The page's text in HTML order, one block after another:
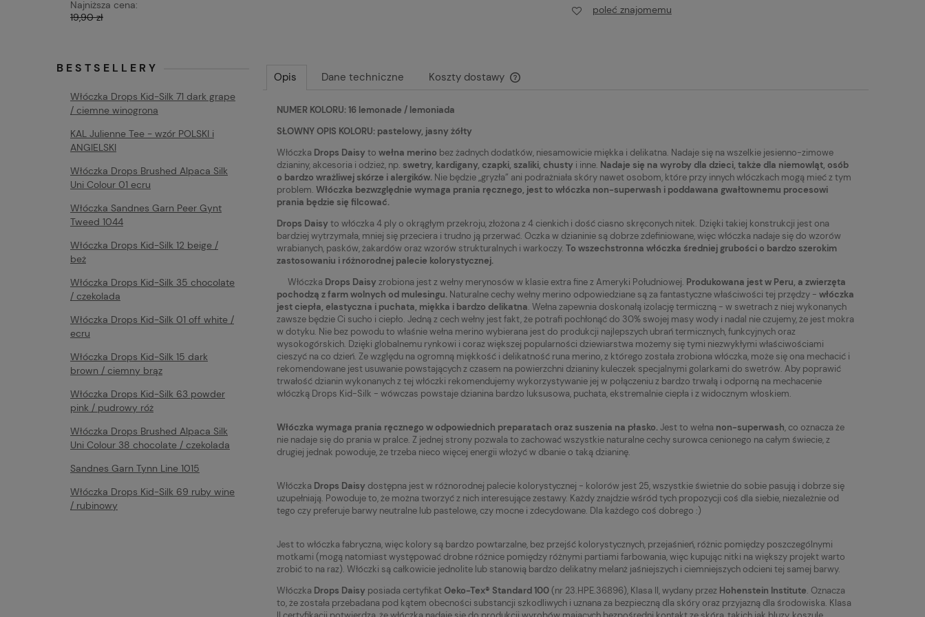
Najniższa cena:
19,90 zł
19,90 zł
BESTSELLERY
Włóczka Drops Kid-Silk 71 dark grape
/ ciemne winogrona
KAL Julienne Tee - wzór POLSKI i
ANGIELSKI
Włóczka Drops Brushed Alpaca Silk
Uni Colour 01 ecru
Włóczka Sandnes Garn Peer Gynt
Tweed 1044
Włóczka Drops Kid-Silk 12 beige /
beż
Włóczka Drops Kid-Silk 35 chocolate
/ czekolada
Włóczka Drops Kid-Silk 01 off white /
ecru
Włóczka Drops Kid-Silk 15 dark
brown / ciemny brąz
Włóczka Drops Kid-Silk 63 powder
pink / pudrowy róż
Włóczka Drops Brushed Alpaca Silk
Uni Colour 38 chocolate / czekolada
Sandnes Garn Tynn Line 1015
Włóczka Drops Kid-Silk 69 ruby wine
/ rubinowy
poleć znajomemu
Opis Dane techniczne Koszty dostawy
NUMER KOLORU: 16 lemonade / lemoniada
SŁOWNY OPIS KOLORU: pastelowy, jasny żółty
Włóczka Drops Daisy to wełna merino bez żadnych dodatków, niesamowicie miękka i delikatna. Nadaje się na wszelkie jesienno-zimowe
dzianiny, akcesoria i odzież, np. swetry, kardigany, czapki, szaliki, chusty i inne. Nadaje się na wyroby dla dzieci, także dla niemowląt, osób
o bardzo wrażliwej skórze i alergików. Nie będzie „gryzła” ani podrażniała skóry nawet osobom, które przy innych włóczkach mogą mieć z tym
problem. Włóczka bezwzględnie wymaga prania ręcznego, jest to włóczka non-superwash i poddawana gwałtownemu procesowi
prania będzie się filcować.
Drops Daisy to włóczka 4 ply o okrągłym przekroju, złożona z 4 cienkich i dość ciasno skręconych nitek. Dzięki takiej konstrukcji jest ona
bardziej wytrzymała, mniej się przeciera i trudno ją przerwać. Oczka w dzianinie są dobrze zdefiniowane, więc włóczka nadaje się do wzorów
wrabianych, pasków, żakardów oraz wzorów strukturalnych i warkoczy. To wszechstronna włóczka średniej grubości o bardzo szerokim
zastosowaniu i różnorodnej palecie kolorystycznej.
Włóczka Drops Daisy zrobiona jest z wełny merynosów w klasie extra fine z Ameryki Południowej. Produkowana jest w Peru, a zwierzęta
pochodzą z farm wolnych od mulesingu. Naturalne cechy wełny merino odpowiedziane są za fantastyczne właściwości tej przędzy - włóczka
jest ciepła, elastyczna i puchata, miękka i bardzo delikatna. Wełna zapewnia doskonałą izolację termiczną - w swetrach z niej wykonanych
zawsze będzie Ci sucho i ciepło. Jedną z cech wełny jest fakt, że potrafi pochłonąć do 30% swojej masy wody i nadal nie czujemy, że jest mokra
w dotyku. Nie bez powodu to właśnie wełna merino wybierana jest do produkcji najlepszych ubrań termicznych, funkcyjnych oraz
wysokogórskich. Dzięki globalnemu rynkowi i coraz większej popularności dziewiarstwa możemy się tymi niezwykłymi właściwościami
cieszyć na co dzień. Ze względu na ogromną miękkość i delikatność runa merino, z którego została zrobiona włóczka, może się ona mechacić i
rekomendowane jest usuwanie powstających z czasem na powierzchni dzianiny kuleczek specjalnymi golarkami do swetrów. Aby poprawić
trwałość dzianin wykonanych z tej włóczki rekomendujemy wykorzystywanie jej w połączeniu z bardzo trwałą i odporną na mechacenie
włóczką Drops Kid-Silk - wówczas powstaje dzianina bardzo luksusowa, puchata, ekstremalnie ciepła i z widocznym włoskiem.
Włóczka wymaga prania ręcznego w odpowiednich preparatach oraz suszenia na płasko.Jest to wełna non-superwash, co oznacza że
nie nadaje się do prania w pralce. Z jednej strony pozwala to zachować wszystkie naturalne cechy surowca cenionego na całym świecie, z
drugiej jednak powoduje, że trzeba nieco więcej energii włożyć w dbanie o taką dzianinę.
Włóczka Drops Daisy dostępna jest w różnorodnej palecie kolorystycznej - kolorów jest 25, wszystkie świetnie do sobie pasują i dobrze się
uzupełniają. Powoduje to, że można tworzyć z nich interesujące zestawy. Każdy znajdzie wśród tych propozycji coś dla siebie, niezależnie od
tego czy preferuje barwy neutralne lub pastelowe, czy mocne i zdecydowane. Dla każdego coś dobrego :)
Jest to włóczka fabryczna, więc kolory są bardzo powtarzalne, bez przejść kolorystycznych, przejaśnień, różnic pomiędzy poszczególnymi
motkami (mogą natomiast występować drobne różnice pomiędzy różnymi partiami farbowania, więc kupując nitki na większy projekt warto
zrobić to na raz). Włóczki są całkowicie jednolite lub stanowią bardzo delikatny melanż jaśniejszych i ciemniejszych odcieni tej samej barwy.
Włóczka Drops Daisy posiada certyfikatOeko-Tex® Standard 100(nr 23.HPE.36896), Klasa II, wydany przez Hohenstein Institute. Oznacza
to, że została przebadana pod kątem obecności substancji szkodliwych i uznana za bezpieczną dla skóry oraz przyjazną dla środowiska. Klasa